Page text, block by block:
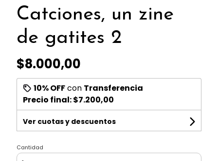
Catciones, un zine
de gatites 2
$8.000,00
10% OFFcon Transferencia
Precio final:$7.200,00
Ver cuotas y descuentos
Cantidad